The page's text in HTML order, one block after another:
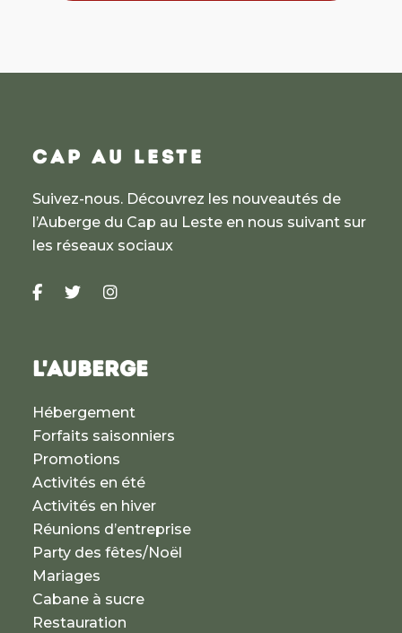
CAP AU LESTE
Suivez-nous. Découvrez les nouveautés de
l’Auberge du Cap au Leste en nous suivant sur
les réseaux sociaux
L'AUBERGE
Hébergement
Forfaits saisonniers
Promotions
Activités en été
Activités en hiver
Réunions d’entreprise
Party des fêtes/Noël
Mariages
Cabane à sucre
Restauration